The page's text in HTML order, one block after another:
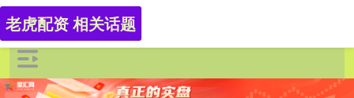
老虎配资 相关话题